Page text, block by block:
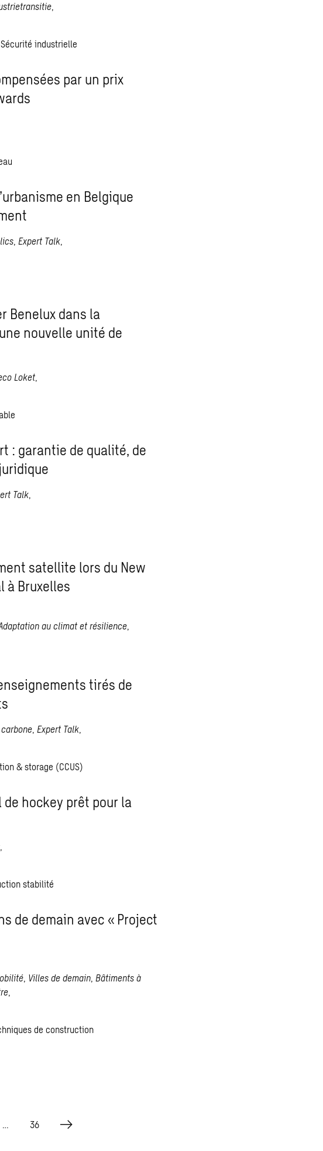
,
Sécurité industrielle
par un prix
en Belgique
, Expert Talk,
Benelux dans la
nouvelle unité de
Loket,
: garantie de qualité, de
Talk,
satellite lors du New
à Bruxelles
au climat et résilience,
tirés de
, Expert Talk,
& storage (CCUS)
hockey prêt pour la
,
stabilité
de demain avec « Project
, Villes de demain, Bâtiments à
,
de construction
… 36